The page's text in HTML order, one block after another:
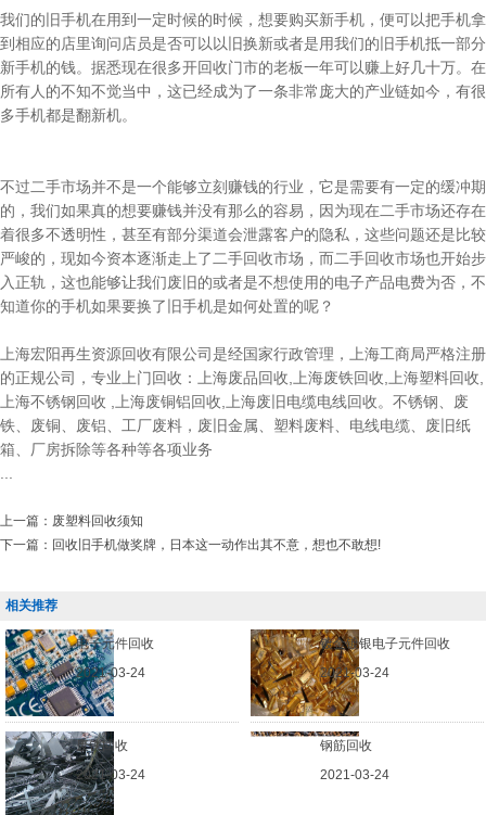
我们的旧手机在用到一定时候的时候，想要购买新手机，便可以把手机拿
到相应的店里询问店员是否可以以旧换新或者是用我们的旧手机抵一部分
新手机的钱。据悉现在很多开回收门市的老板一年可以赚上好几十万。在
所有人的不知不觉当中，这已经成为了一条非常庞大的产业链如今，有很
多手机都是翻新机。
不过二手市场并不是一个能够立刻赚钱的行业，它是需要有一定的缓冲期
的，我们如果真的想要赚钱并没有那么的容易，因为现在二手市场还存在
着很多不透明性，甚至有部分渠道会泄露客户的隐私，这些问题还是比较
严峻的，现如今资本逐渐走上了二手回收市场，而二手回收市场也开始步
入正轨，这也能够让我们废旧的或者是不想使用的电子产品电费为否，不
知道你的手机如果要换了旧手机是如何处置的呢？
上海宏阳再生资源回收有限公司是经国家行政管理，上海工商局严格注册
的正规公司，专业上门回收：上海废品回收,上海废铁回收,上海塑料回收,
上海不锈钢回收 ,上海废铜铝回收,上海废旧电缆电线回收。不锈钢、废
铁、废铜、废铝、工厂废料，废旧金属、塑料废料、电线电缆、废旧纸
箱、厂房拆除等各种等各项业务
上一篇： 废塑料回收须知
下一篇： 回收旧手机做奖牌，日本这一动作出其不意，想也不敢想!
相关推荐
电子元件回收
2021-03-24
镀金镀银电子元件回收
2021-03-24
废铁回收
2021-03-24
钢筋回收
2021-03-24